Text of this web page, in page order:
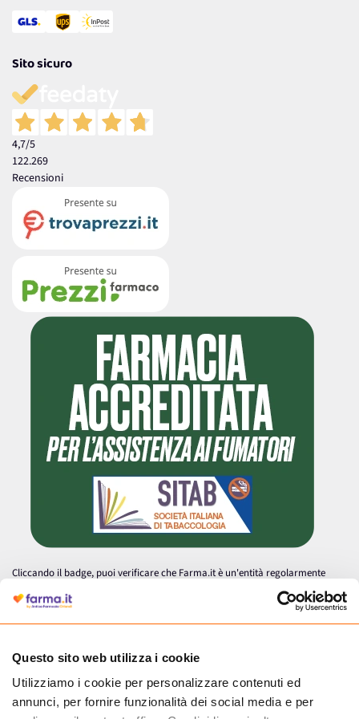
Questo sito web utilizza i cookie
Utilizziamo i cookie per personalizzare contenuti ed
annunci, per fornire funzionalità dei social media e per
Sito sicuro
4,7/5
122.269
Recensioni
Cliccando il badge, puoi verificare che Farma.it è un'entità regolarmente
autorizzata dal Ministero della Salute a effettuare la vendita online di
medicinali.